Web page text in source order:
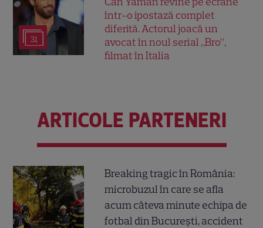
31
într-o ipostază complet
diferită. Actorul joacă un
avocat în noul serial „Bro”,
filmat în Italia
ARTICOLE PARTENERI
Breaking tragic în România:
microbuzul în care se afla
acum câteva minute echipa de
fotbal din București, accident